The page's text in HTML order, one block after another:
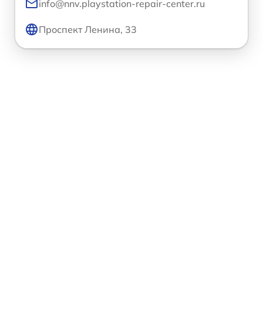
info@nnv.playstation-repair-center.ru
Проспект Ленина, 33